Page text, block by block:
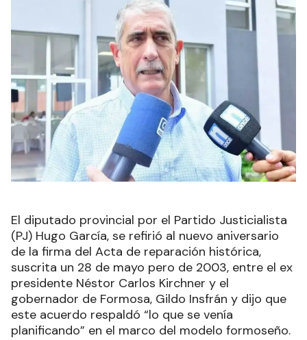
El diputado provincial por el Partido Justicialista
(PJ) Hugo García, se refirió al nuevo aniversario
de la firma del Acta de reparación histórica,
suscrita un 28 de mayo pero de 2003, entre el ex
presidente Néstor Carlos Kirchner y el
gobernador de Formosa, Gildo Insfrán y dijo que
este acuerdo respaldó “lo que se venía
planificando” en el marco del modelo formoseño.